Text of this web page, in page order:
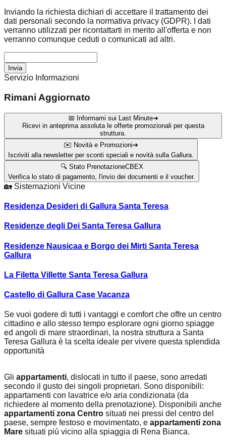
Inviando la richiesta dichiari di accettare il trattamento dei
dati personali secondo la normativa privacy (GDPR). I dati
verranno utilizzati per ricontattarti in merito all'offerta e non
verranno comunque ceduti o comunicati ad altri.
Invia
Servizio Informazioni
Rimani Aggiornato
📅 Informami sui Last Minute➔
Ricevi in anteprima assoluta le offerte promozionali per questa
struttura.
✉️ Novità e Promozioni➔
Iscriviti alla newsletter per sconti speciali e novità sulla Gallura.
🔍 Stato PrenotazioneCBEX
Verifica lo stato di pagamento, l'invio dei documenti e il voucher.
🏡 Sistemazioni Vicine
Residenza Desideri di Gallura Santa Teresa
Residenze degli Dei Santa Teresa Gallura
Residenze Nausicaa e Borgo dei Mirti Santa Teresa
Gallura
La Filetta Villette Santa Teresa Gallura
Castello di Gallura Case Vacanza
Se vuoi godere di tutti i vantaggi e comfort che offre un centro
cittadino e allo stesso tempo esplorare ogni giorno spiagge
ed angoli di mare straordinari, la nostra struttura a Santa
Teresa Gallura è la scelta ideale per vivere questa splendida
opportunità
Gli appartamenti, dislocati in tutto il paese, sono arredati
secondo il gusto dei singoli proprietari. Sono disponibili:
appartamenti con lavatrice e/o aria condizionata (da
richiedere al momento della prenotazione). Disponibili anche
appartamenti zona Centro situati nei pressi del centro del
paese, sempre festoso e movimentato, e appartamenti zona
Mare situati più vicino alla spiaggia di Rena Bianca.